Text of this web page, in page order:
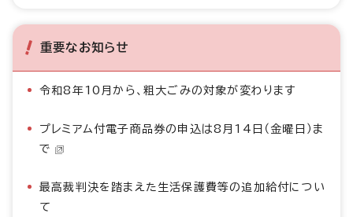
重要なお知らせ
令和8年10月から、粗大ごみの対象が変わります
プレミアム付電子商品券の申込は8月14日（金曜日）ま
で
最高裁判決を踏まえた生活保護費等の追加給付につい
て